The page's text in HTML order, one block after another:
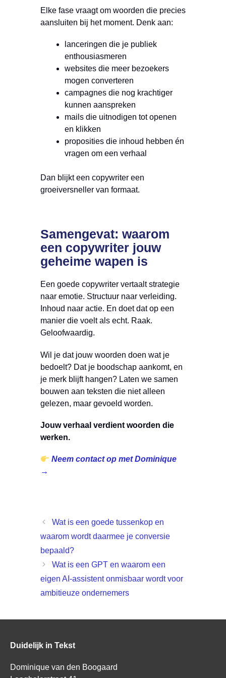
Elke fase vraagt om woorden die precies
aansluiten bij het moment. Denk aan:
lanceringen die je publiek
enthousiasmeren
websites die meer bezoekers
mogen converteren
campagnes die nog krachtiger
kunnen aanspreken
mails die uitnodigen tot openen
en klikken
proposities die inhoud hebben én
vragen om een verhaal
Dan blijkt een copywriter een
groeiversneller van formaat.
Samengevat: waarom
een copywriter jouw
geheime wapen is
Een goede copywriter vertaalt strategie
naar emotie. Structuur naar verleiding.
Inhoud naar actie. En doet dat op een
manier die voelt als echt. Raak.
Geloofwaardig.
Wil je dat jouw woorden doen wat je
bedoelt? Dat je boodschap aankomt, en
je merk blijft hangen? Laten we samen
bouwen aan teksten die niet alleen
gelezen, maar gevoeld worden.
Jouw verhaal verdient woorden die
werken.
Neem contact op met Dominique
→
Wat is een goede tussenkop en
waarom wordt daarmee je conversie
bepaald?
Wat is een GPT en waarom een
eigen AI-assistent onmisbaar wordt voor
ambitieuze ondernemers
Duidelijk in Tekst
Dominique van den Boogaard